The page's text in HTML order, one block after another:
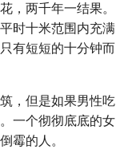
，两千年一结果。
时十米范围内充满
有短短的十分钟而
，但是如果男性吃
一个彻彻底底的女
霉的人。